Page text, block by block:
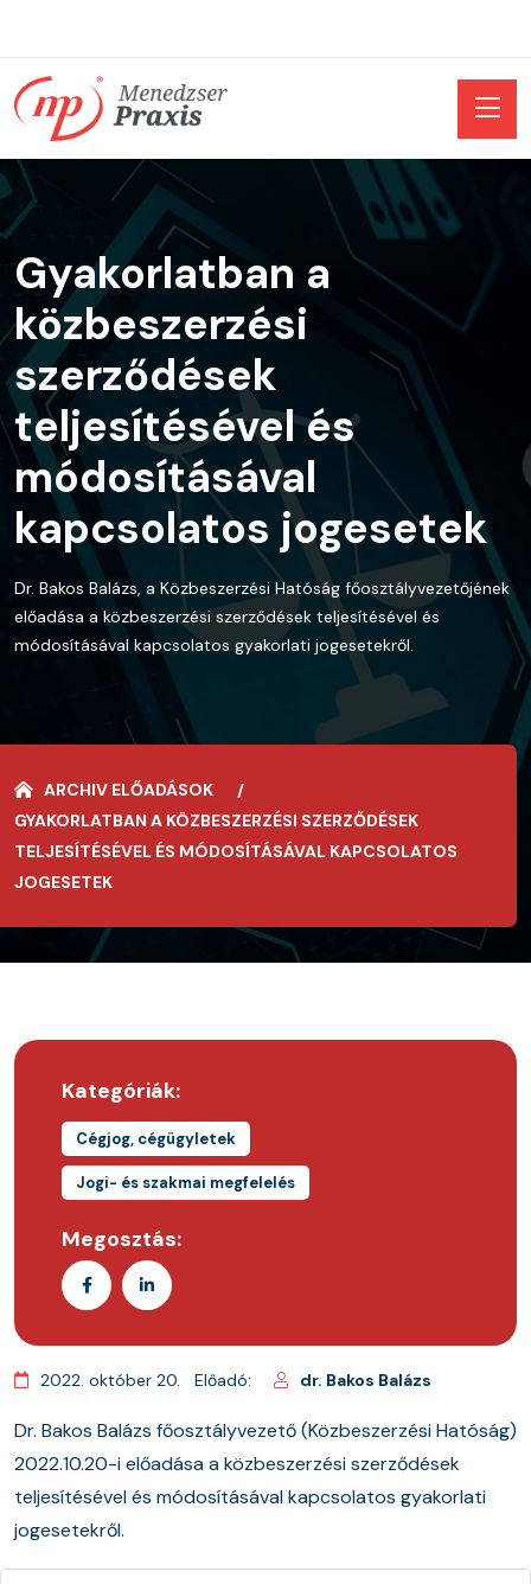
Gyakorlatban a
közbeszerzési
szerződések
teljesítésével és
módosításával
kapcsolatos jogesetek
Dr. Bakos Balázs, a Közbeszerzési Hatóság főosztályvezetőjének
előadása a közbeszerzési szerződések teljesítésével és
módosításával kapcsolatos gyakorlati jogesetekről.
ARCHIV ELŐADÁSOK
GYAKORLATBAN A KÖZBESZERZÉSI SZERZŐDÉSEK
TELJESÍTÉSÉVEL ÉS MÓDOSÍTÁSÁVAL KAPCSOLATOS
JOGESETEK
Kategóriák:
Cégjog, cégügyletek
Jogi- és szakmai megfelelés
Megosztás:
2022. október 20. Előadó: dr. Bakos Balázs
Dr. Bakos Balázs főosztályvezető (Közbeszerzési Hatóság)
2022.10.20-i előadása a közbeszerzési szerződések
teljesítésével és módosításával kapcsolatos gyakorlati
jogesetekről.